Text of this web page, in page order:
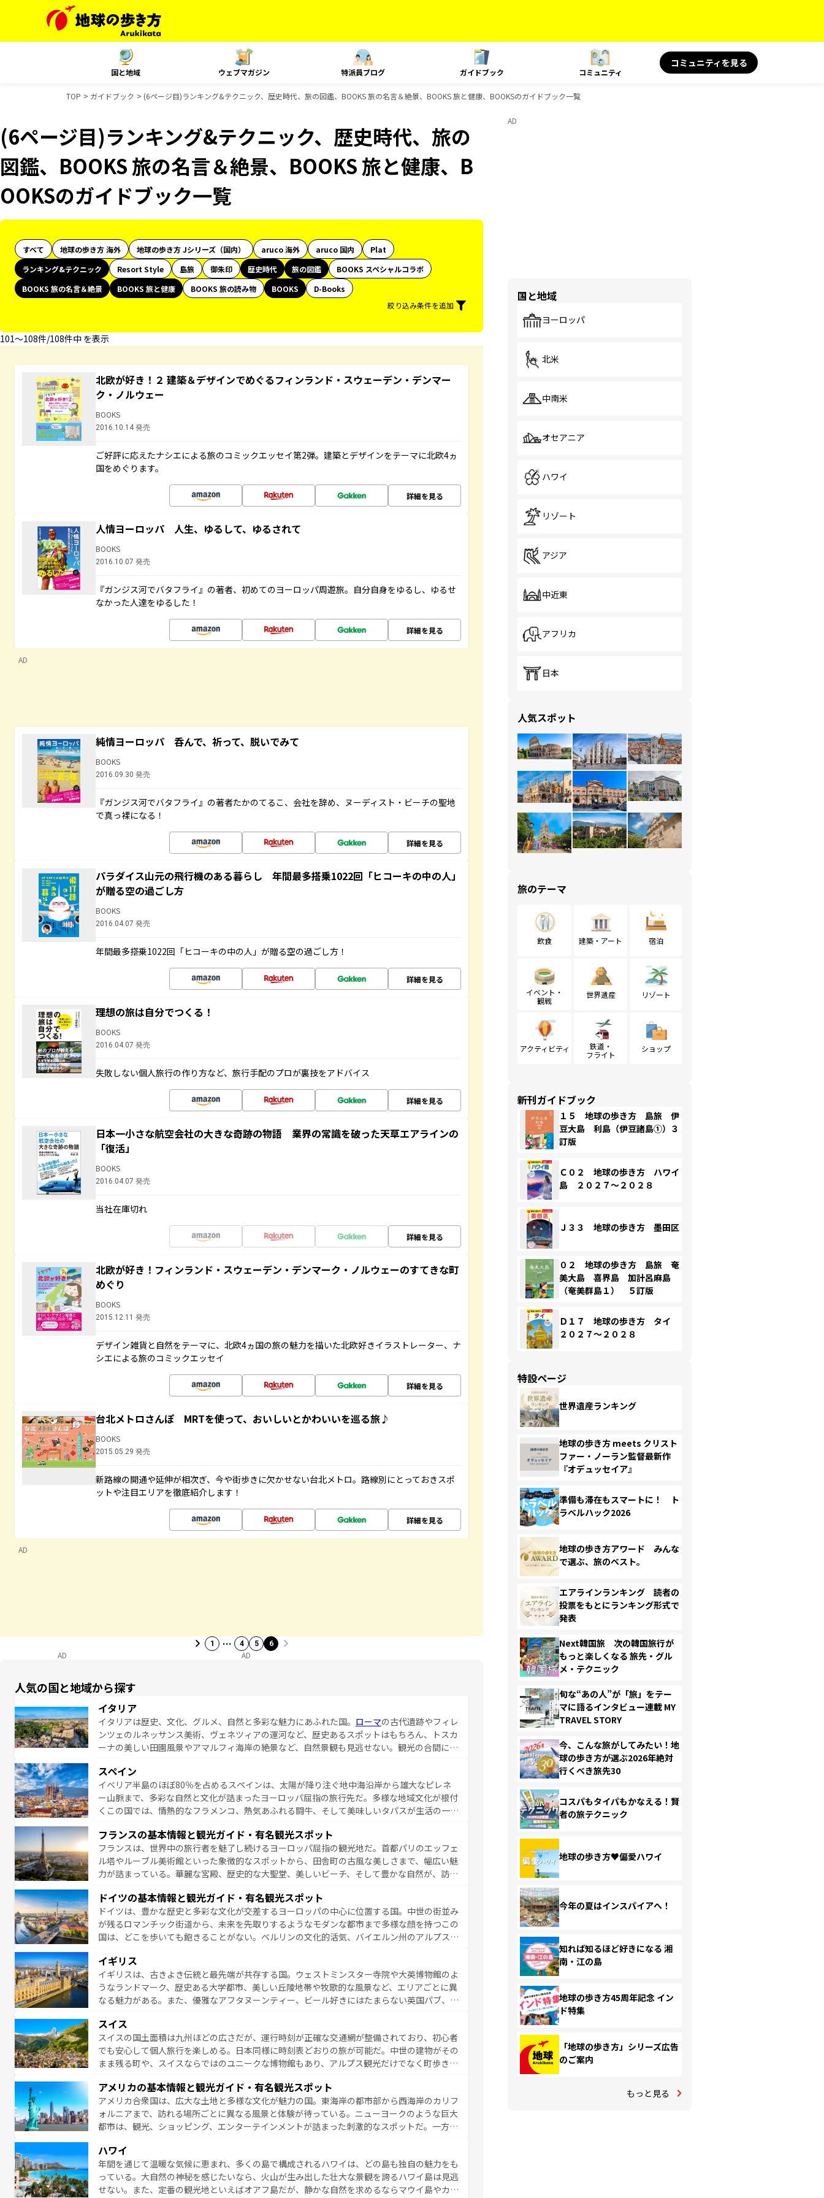
国と地域 ウェブマガジン 特派員ブログ ガイドブック コミュニティ
コミュニティを見る
TOP ガイドブック (6ページ目)ランキング&テクニック、歴史時代、旅の図鑑、BOOKS 旅の名言＆絶景、BOOKS 旅と健康、BOOKSのガイドブック一覧
(6ページ目)ランキング&テクニック、歴史時代、旅の
図鑑、BOOKS 旅の名言＆絶景、BOOKS 旅と健康、B
OOKSのガイドブック一覧
すべて 地球の歩き方 海外 地球の歩き方 Jシリーズ（国内） aruco 海外 aruco 国内
Plat
ランキング&テクニック
Resort Style 島旅 御朱印 歴史時代 旅の図鑑
BOOKS スペシャルコラボ
BOOKS 旅の名言＆絶景
BOOKS 旅と健康 BOOKS 旅の読み物 BOOKS
D-Books
絞り込み条件を追加
101〜108件/108件中 を表示
北欧が好き！２ 建築＆デザインでめぐるフィンランド・スウェーデン・デンマー
ク・ノルウェー
BOOKS
2016.10.14 発売
ご好評に応えたナシエによる旅のコミックエッセイ第2弾。建築とデザインをテーマに北欧4ヵ
国をめぐります。
詳細を見る
人情ヨーロッパ 人生、ゆるして、ゆるされて
BOOKS
2016.10.07 発売
『ガンジス河でバタフライ』の著者、初めてのヨーロッパ周遊旅。自分自身をゆるし、ゆるせ
なかった人達をゆるした！
詳細を見る
AD
純情ヨーロッパ 呑んで、祈って、脱いでみて
BOOKS
2016.09.30 発売
『ガンジス河でバタフライ』の著者たかのてるこ、会社を辞め、ヌーディスト・ビーチの聖地
で真っ裸になる！
詳細を見る
パラダイス山元の飛行機のある暮らし 年間最多搭乗1022回「ヒコーキの中の人」
が贈る空の過ごし方
BOOKS
2016.04.07 発売
年間最多搭乗1022回「ヒコーキの中の人」が贈る空の過ごし方！
詳細を見る
理想の旅は自分でつくる！
BOOKS
2016.04.07 発売
失敗しない個人旅行の作り方など、旅行手配のプロが裏技をアドバイス
詳細を見る
日本一小さな航空会社の大きな奇跡の物語 業界の常識を破った天草エアラインの
「復活」
BOOKS
2016.04.07 発売
当社在庫切れ
詳細を見る
北欧が好き！フィンランド・スウェーデン・デンマーク・ノルウェーのすてきな町
めぐり
BOOKS
2015.12.11 発売
デザイン雑貨と自然をテーマに、北欧4ヵ国の旅の魅力を描いた北欧好きイラストレーター、ナ
シエによる旅のコミックエッセイ
詳細を見る
台北メトロさんぽ MRTを使って、おいしいとかわいいを巡る旅♪
BOOKS
2015.05.29 発売
新路線の開通や延伸が相次ぎ、今や街歩きに欠かせない台北メトロ。路線別にとっておきスポ
ットや注目エリアを徹底紹介します！
詳細を見る
AD
1 … 4 5 6
AD AD
人気の国と地域から探す
イタリア
イタリアは歴史、文化、グルメ、自然と多彩な魅力にあふれた国。 ローマの古代遺跡やフィレ
ンツェのルネッサンス美術、ヴェネツィアの運河など、歴史あるスポットはもちろん、トスカ
ーナの美しい田園風景やアマルフィ海岸の絶景など、自然景観も見逃せない。観光の合間に
夜眠るまで、すべての瞬間を楽しませてくれるイタリアで、忘れられない旅をしてみよう！
なお、新着のイタリア情報はコンテンツ一覧を参照してほしい。
スペイン
イベリア半島のほぼ80％を占めるスペインは、太陽が降り注ぐ地中海沿岸から雄大なピレネ
ー山脈まで、多彩な自然と文化が詰まったヨーロッパ屈指の旅行先だ。多様な地域文化が根付
くこの国では、情熱的なフラメンコ、熱気あふれる闘牛、そして美味しいタパスが生活の一部
ら、地方では古代ローマ遺跡や中世の城塞都市、穏やかなビーチリゾートまで多彩な表情を見
せる。地方によって風土や気候が異なるスペインはその個性で訪れる人を魅了する。 なお、
新着のスペイン情報はコンテンツ一覧を参照してほしい。
フランスの基本情報と観光ガイド・有名観光スポット
フランスは、世界中の旅行者を魅了し続けるヨーロッパ屈指の観光地だ。首都パリのエッフェ
ル塔やルーブル美術館といった象徴的なスポットから、田舎町の古風な美しさまで、幅広い魅
力が詰まっている。華麗な宮殿、歴史的な大聖堂、美しいビーチ、そして豊かな自然が、訪れ
無形文化遺産にも登録されている。シャンパンの発祥地であるランス、プロヴァンスの香り高
いラベンダー畑など、多彩な楽しみ方が可能だ。さらに、パリ以外の地域にも魅力が溢れてお
り、どの街角にも豊かな歴史と文化が息づいている。パリ以外の個性あふれる地方に足を運ぶ
とそれぞれで全く異なる文化を体験できるだろう。 なお、新着のフランス情報はコンテンツ
ドイツの基本情報と観光ガイド・有名観光スポット
ドイツは、豊かな歴史と多彩な文化が交差するヨーロッパの中心に位置する国。中世の街並み
が残るロマンチック街道から、未来を先取りするようなモダンな都市まで多様な顔を持つこの
国は、どこを歩いても飽きることがない。ベルリンの文化的活気、バイエルン州のアルプスの
ら地元の人と過ごす楽しい時間は、お酒好きな人にはぜひ体験してほしい。 なお、新着のド
イツ情報はコンテンツ一覧を参照してほしい。
イギリス
イギリスは、古きよき伝統と最先端が共存する国。ウェストミンスター寺院や大英博物館のよ
うなランドマーク、歴史ある大学都市、美しい丘陵地帯や牧歌的な風景など、エリアごとに異
なる魅力がある。また、優雅なアフタヌーンティー、ビール好きにはたまらない英国パブ、サ
お、新着のイギリス情報は
スイス
スイスの国土面積は九州ほどの広さだが、運行時刻が正確な交通網が整備されており、初心者
でも安心して個人旅行を楽しめる。日本同様に時刻表どおりの旅が可能だ。中世の建物がその
まま残る町や、スイスならではのユニークな博物館もあり、アルプス観光だけでなく町歩きも
ービスもあり、うまく活用すれば市内交通費無料で観光を楽しむこともできる。 なお、新着
のスイス情報はコンテンツ一覧 を参照してほしい。
アメリカの基本情報と観光ガイド・有名観光スポット
アメリカ合衆国は、広大な土地と多様な文化が魅力の国。東海岸の都市部から西海岸のカリフ
ォルニアまで、訪れる場所ごとに異なる風景と体験が待っている。ニューヨークのような巨大
都市は、観光、ショッピング、エンターテインメントが詰まった刺激的なスポットだ。一方、
絶景が堪能できる。さらに、南部のニューオーリンズでは、音楽と美食が融合した独特の文化
が魅力。旅行者はアメリカの各地域で異なる魅力を楽しみながら、その多様性と豊かな歴史を
感じることができるだろう。車でのロードトリップや列車の旅も、アメリカならではの贅沢な
旅のスタイルだ。 なお、新着のアメリカ情報はコンテンツ一覧を参照してほしい。
ハワイ
年間を通じて温暖な気候に恵まれ、多くの島で構成されるハワイは、どの島も独自の魅力をも
っている。大自然の神秘を感じたいなら、火山が生み出した壮大な景観を誇るハワイ島は見逃
せない。また、定番の観光地といえばオアフ島だが、静かな自然を求めるならマウイ島やカウ
AD
国と地域
ヨーロッパ
北米
中南米
オセアニア
ハワイ
リゾート
アジア
中近東
アフリカ
日本
人気スポット
旅のテーマ
飲食 建築・アート 宿泊
イベント・
観戦
世界遺産 リゾート
アクティビティ
鉄道・
フライト
ショップ
新刊ガイドブック
１５ 地球の歩き方 島旅 伊
豆大島 利島（伊豆諸島①）３
訂版
Ｃ０２ 地球の歩き方 ハワイ
島 ２０２７～２０２８
Ｊ３３ 地球の歩き方 墨田区
０２ 地球の歩き方 島旅 奄
美大島 喜界島 加計呂麻島
（奄美群島１） ５訂版
Ｄ１７ 地球の歩き方 タイ
２０２７～２０２８
特設ページ
世界遺産ランキング
地球の歩き方 meets クリスト
ファー・ノーラン監督最新作
『オデュッセイア』
準備も滞在もスマートに！ ト
ラベルハック2026
地球の歩き方アワード みんな
で選ぶ、旅のベスト。
エアラインランキング 読者の
投票をもとにランキング形式で
発表
Next韓国旅 次の韓国旅行が
もっと楽しくなる 旅先・グル
メ・テクニック
旬な“あの人”が「旅」をテー
マに語るインタビュー連載 MY
TRAVEL STORY
今、こんな旅がしてみたい！地
球の歩き方が選ぶ2026年絶対
行くべき旅先30
コスパもタイパもかなえる！賢
者の旅テクニック
地球の歩き方♥偏愛ハワイ
今年の夏はインスパイアへ！
知れば知るほど好きになる 湘
南・江の島
地球の歩き方45周年記念 イン
ド特集
「地球の歩き方」シリーズ広告
のご案内
もっと見る